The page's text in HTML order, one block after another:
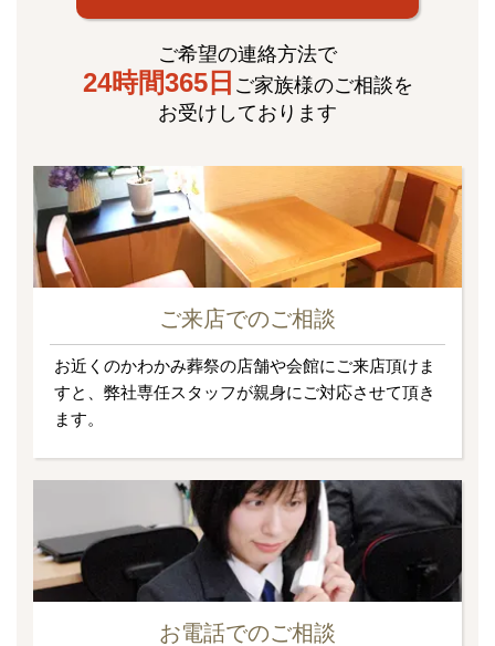
ご希望の連絡方法で
24時間365日 ご家族様のご相談を
お受けしております
ご来店でのご相談
お近くのかわかみ葬祭の店舗や会館にご来店頂けま
すと、弊社専任スタッフが親身にご対応させて頂き
ます。
お電話でのご相談